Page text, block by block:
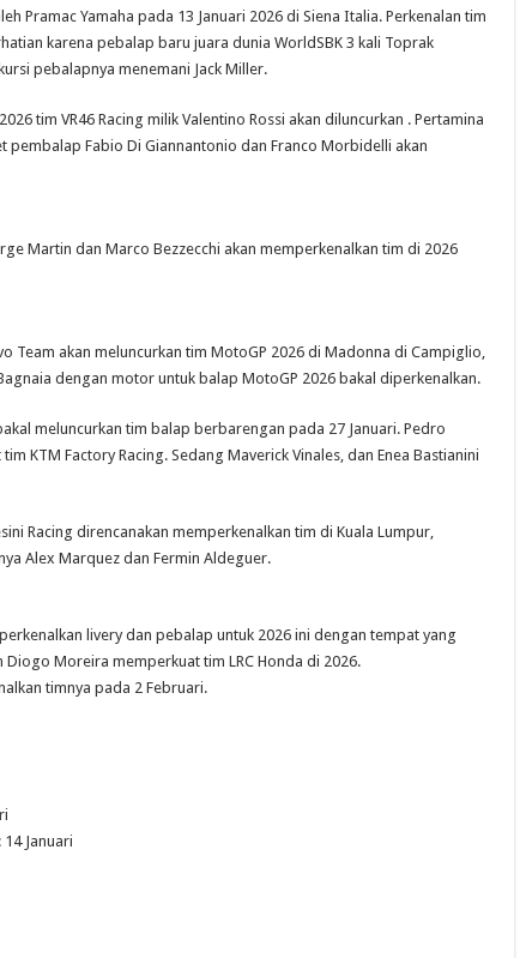
Pramac Yamaha pada 13 Januari 2026 di Siena Italia. Perkenalan tim
karena pebalap baru juara dunia WorldSBK 3 kali Toprak
pebalapnya menemani Jack Miller.
tim VR46 Racing milik Valentino Rossi akan diluncurkan . Pertamina
pembalap Fabio Di Giannantonio dan Franco Morbidelli akan
Martin dan Marco Bezzecchi akan memperkenalkan tim di 2026
Team akan meluncurkan tim MotoGP 2026 di Madonna di Campiglio,
dengan motor untuk balap MotoGP 2026 bakal diperkenalkan.
meluncurkan tim balap berbarengan pada 27 Januari. Pedro
KTM Factory Racing. Sedang Maverick Vinales, dan Enea Bastianini
Racing direncanakan memperkenalkan tim di Kuala Lumpur,
Alex Marquez dan Fermin Aldeguer.
livery dan pebalap untuk 2026 ini dengan tempat yang
Moreira memperkuat tim LRC Honda di 2026.
timnya pada 2 Februari.
Januari